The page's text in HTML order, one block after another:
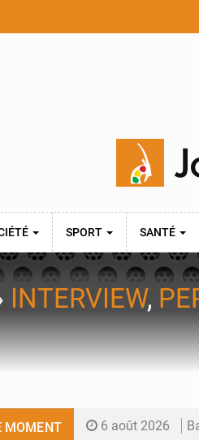
SPORT SANTÉ
INTERVIEW,
MOMENT 6 août 2026